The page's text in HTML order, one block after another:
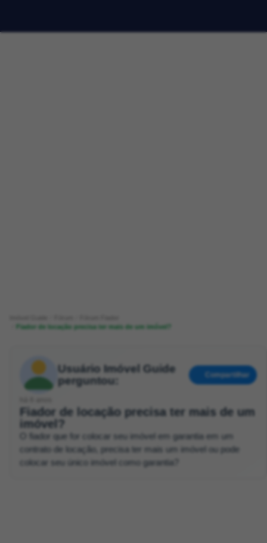
Fiador de locação precisa ter mais de um imóvel?
Usuário Imóvel Guide
perguntou:
Compartilhar
Fiador de locação precisa ter mais de um
imóvel?
O fiador que for colocar seu imóvel em garantia em um
contrato de locação, precisa ter mais um imóvel ou pode
colocar seu único imóvel como garantia?